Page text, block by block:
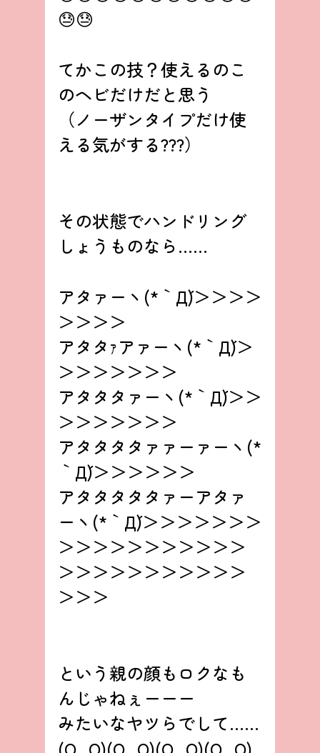
😓😓
てかこの技？使えるのこ
のヘビだけだと思う
（ノーザンタイプだけ使
える気がする???）
その状態でハンドリング
しょうものなら……
アタァーヽ(*｀Д´)＞＞＞＞
＞＞＞＞
アタタｧアァーヽ(*｀Д´)＞
＞＞＞＞＞＞＞
アタタタァーヽ(*｀Д´)＞＞
＞＞＞＞＞＞＞
アタタタタァァーァーヽ(*
｀Д´)＞＞＞＞＞＞
アタタタタタァーアタァ
ーヽ(*｀Д´)＞＞＞＞＞＞＞
＞＞＞＞＞＞＞＞＞＞＞
＞＞＞＞＞＞＞＞＞＞＞
＞＞＞
という親の顔もロクなも
んじゃねぇーーー
みたいなヤツらでして……